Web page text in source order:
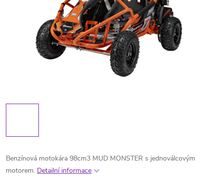
Benzínová motokára 98cm3 MUD MONSTER s jednoválcovým
motorem. Detailní informace